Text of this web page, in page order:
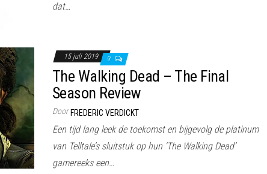
dat…
15 juli 2019 9
The Walking Dead – The Final
Season Review
Door FREDERIC VERDICKT
Een tijd lang leek de toekomst en bijgevolg de platinum
van Telltale’s sluitstuk op hun ‘The Walking Dead’
gamereeks een…